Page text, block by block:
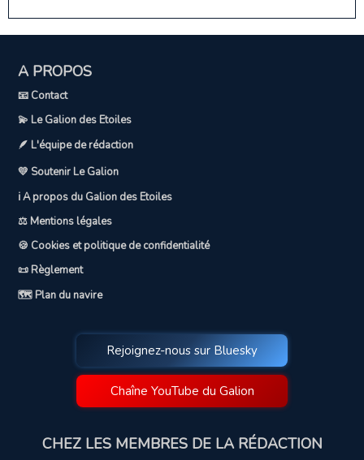
A PROPOS
📧 Contact
💫 Le Galion des Etoiles
🪶 L'équipe de rédaction
💛 Soutenir Le Galion
ℹ️ A propos du Galion des Etoiles
⚖️ Mentions légales
🍪 Cookies et politique de confidentialité
📜 Règlement
🗺️ Plan du navire
Rejoignez-nous sur Bluesky
Chaîne YouTube du Galion
CHEZ LES MEMBRES DE LA RÉDACTION